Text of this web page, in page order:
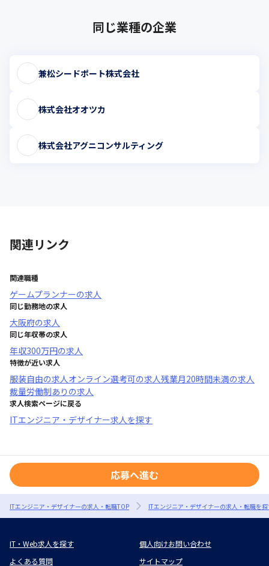
同じ業種の企業
兼松シードポート株式会社
株式会社オオツカ
株式会社アグニコンサルティング
関連リンク
関連職種
ゲームプランナーの求人
同じ勤務地の求人
大阪府の求人
同じ年収帯の求人
年収300万円の求人
特徴が近い求人
服装自由の求人オンライン選考可の求人残業月20時間未満の求人
裁量労働制あり の求人
求人検索ページに戻る
ITエンジニア・デザイナー求人を探す
応募へ進む
ITエンジニア・デザイナーの求人・転職TOP ITエンジニア・デザイナーの求人・転職を
IT・Web求人を探す
個人向けお問い合わせ
よくある質問
サイトマップ